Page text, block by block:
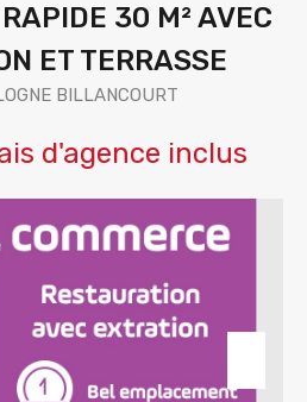
30 M² AVEC
ET TERRASSE
BILLANCOURT
d'agence inclus